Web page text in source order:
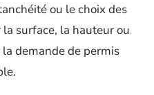
ou le choix des
surface, la hauteur ou
demande de permis